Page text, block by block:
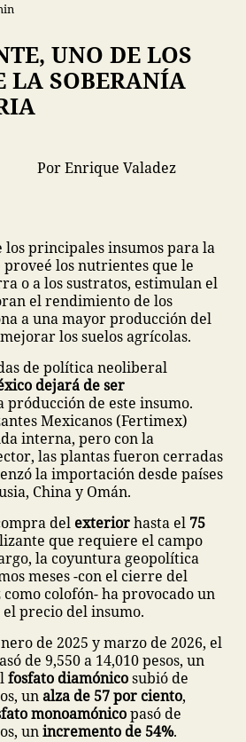
UNO DE LOS
LA SOBERANÍA
Por Enrique Valadez
principales insumos para la
los nutrientes que le
o a los sustratos, estimulan el
el rendimiento de los
a una mayor producción del
los suelos agrícolas.
de política neoliberal
dejará de ser
próducción de este insumo.
Mexicanos (Fertimex)
interna, pero con la
las plantas fueron cerradas
la importación desde países
China y Omán.
del exteriorhasta el 75
que requiere el campo
la coyuntura geopolítica
meses -con el cierre del
colofón- ha provocado un
el precio del insumo.
de 2025 y marzo de 2026, el
de 9,550 a 14,010 pesos, un
fosfato diamónicosubió de
unalza de 57 por ciento,
monoamónicopasó de
unincremento de 54%.